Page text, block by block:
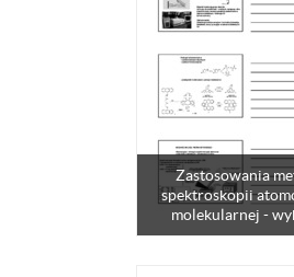
Zastosowania
spektroskopii
molekularnej -